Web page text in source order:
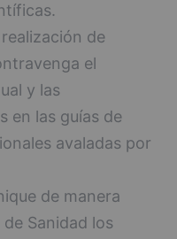
de
el
y las
en las guías de
avaladas por
de manera
Sanidad los